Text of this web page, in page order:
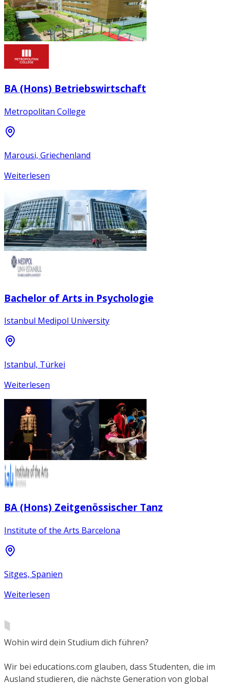
BA (Hons) Betriebswirtschaft
Metropolitan College
Marousi, Griechenland
Weiterlesen
Bachelor of Arts in Psychologie
Istanbul Medipol University
Istanbul, Türkei
Weiterlesen
BA (Hons) Zeitgenössischer Tanz
Institute of the Arts Barcelona
Sitges, Spanien
Weiterlesen
Wohin wird dein Studium dich führen?
Wir bei educations.com glauben, dass Studenten, die im
Ausland studieren, die nächste Generation von global